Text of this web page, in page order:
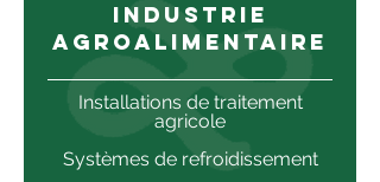
INDUSTRIE
AGROALIMENTAIRE
Installations de traitement
agricole
Systèmes de refroidissement